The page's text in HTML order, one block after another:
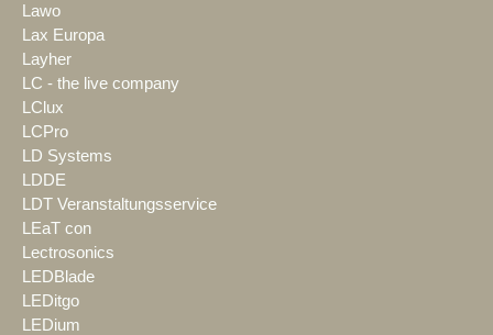
Lawo
Lax Europa
Layher
LC - the live company
LClux
LCPro
LD Systems
LDDE
LDT Veranstaltungsservice
LEaT con
Lectrosonics
LEDBlade
LEDitgo
LEDium